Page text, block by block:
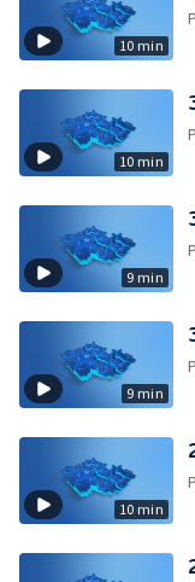
10 min
10 min
9 min
9 min
10 min